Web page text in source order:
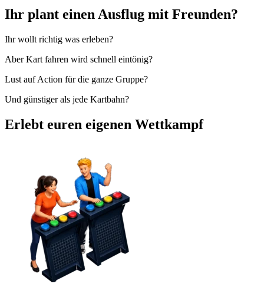
Ihr plant einen Ausflug mit Freunden?
Ihr wollt richtig was erleben?
Aber Kart fahren wird schnell eintönig?
Lust auf Action für die ganze Gruppe?
Und günstiger als jede Kartbahn?
Erlebt euren eigenen Wettkampf